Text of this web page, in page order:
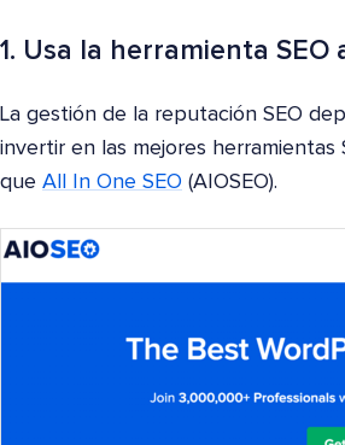
1. Usa la herramienta SEO
La gestión de la reputación SEO
invertir en las mejores herramientas
que All In One SEO (AIOSEO).